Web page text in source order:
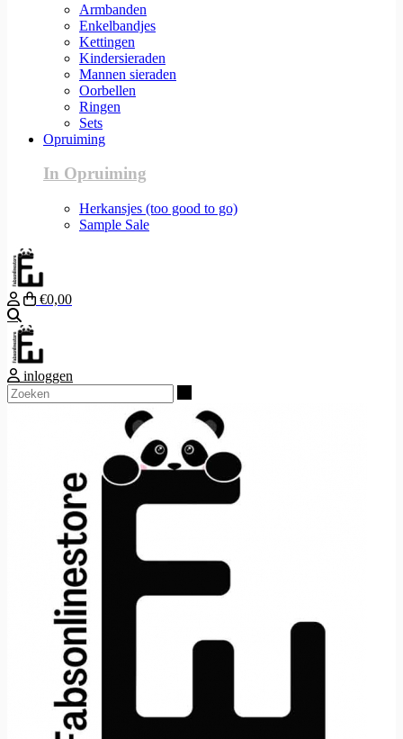
Armbanden
Enkelbandjes
Kettingen
Kindersieraden
Mannen sieraden
Oorbellen
Ringen
Sets
Opruiming
In Opruiming
Herkansjes (too good to go)
Sample Sale
€0,00
inloggen